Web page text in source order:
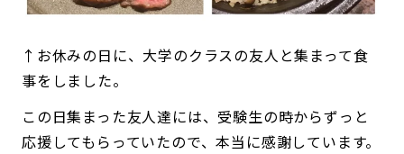
↑お休みの日に、大学のクラスの友人と集まって食
事をしました。
この日集まった友人達には、受験生の時からずっと
応援してもらっていたので、本当に感謝しています。